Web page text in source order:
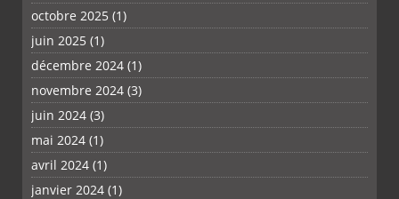
octobre 2025 (1)
juin 2025 (1)
décembre 2024 (1)
novembre 2024 (3)
juin 2024 (3)
mai 2024 (1)
avril 2024 (1)
janvier 2024 (1)